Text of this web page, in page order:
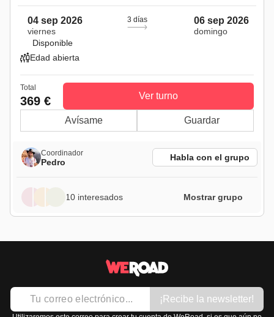
04 sep 2026
viernes
3 días 06 sep 2026
domingo
Disponible
Edad abierta
Total
369 € Ver turno
Avísame Guardar
Coordinador
Pedro Habla con el grupo
10 interesados Mostrar grupo
¡Recibe la newsletter!